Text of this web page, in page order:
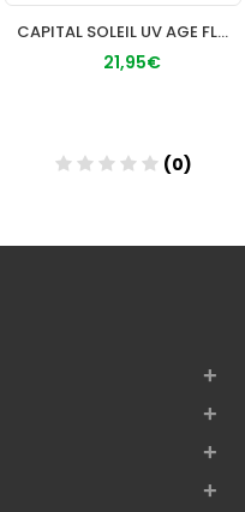
CAPITAL SOLEIL UV AGE FLUIDO SPF 50+ 1 FRASCO 50 ml
21,95€
(0)
+
+
+
+